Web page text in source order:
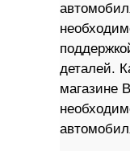
деталей.
магазине